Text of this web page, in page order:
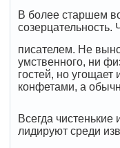
В более старшем
созерцательность.
писателем. Не
умственного, ни
гостей, но
конфетами, а
Всегда чистенькие
лидируют среди